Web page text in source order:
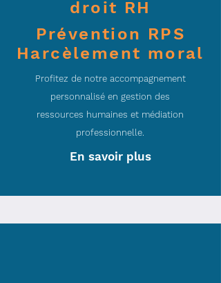
droit RH
Prévention RPS
Harcèlement moral
Profitez de notre accompagnement
personnalisé en gestion des
ressources humaines et médiation
professionnelle.
En savoir plus